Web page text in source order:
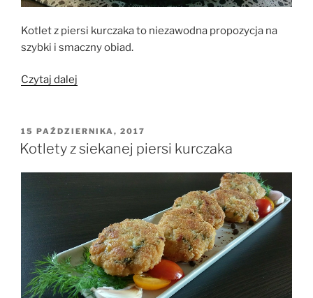
Kotlet z piersi kurczaka to niezawodna propozycja na
szybki i smaczny obiad.
Czytaj dalej
OPUBLIKOWANE
W
15 PAŹDZIERNIKA, 2017
Kotlety z siekanej piersi kurczaka